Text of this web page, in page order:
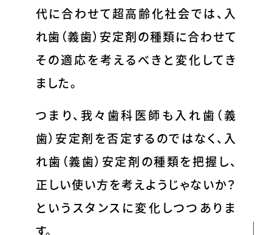
代に合わせて超高齢化社会では、入
れ歯（義歯）安定剤の種類に合わせて
その適応を考えるべきと変化してき
ました。
つまり、我々歯科医師も入れ歯（義
歯）安定剤を否定するのではなく、入
れ歯（義歯）安定剤の種類を把握し、
正しい使い方を考えようじゃないか？
というスタンスに変化しつつありま
す。